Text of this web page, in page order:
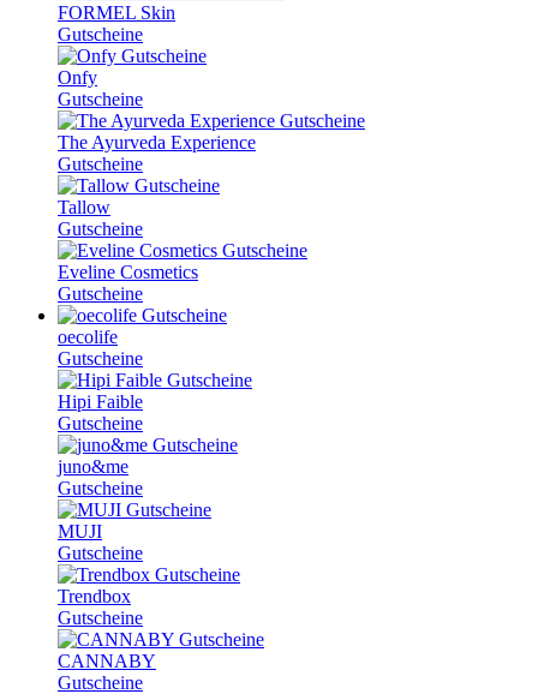
FORMEL Skin
Gutscheine
Onfy
Gutscheine
The Ayurveda Experience
Gutscheine
Tallow
Gutscheine
Eveline Cosmetics
Gutscheine
oecolife
Gutscheine
Hipi Faible
Gutscheine
juno&me
Gutscheine
MUJI
Gutscheine
Trendbox
Gutscheine
CANNABY
Gutscheine